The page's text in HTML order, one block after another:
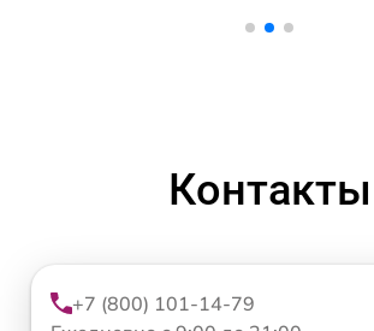
Контакты
+7 (800) 101-14-79